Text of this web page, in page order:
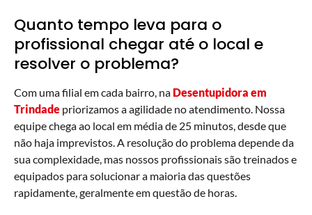
Quanto tempo leva para o
profissional chegar até o local e
resolver o problema?
Com uma filial em cada bairro, na Desentupidora em
Trindade priorizamos a agilidade no atendimento. Nossa
equipe chega ao local em média de 25 minutos, desde que
não haja imprevistos. A resolução do problema depende da
sua complexidade, mas nossos profissionais são treinados e
equipados para solucionar a maioria das questões
rapidamente, geralmente em questão de horas.